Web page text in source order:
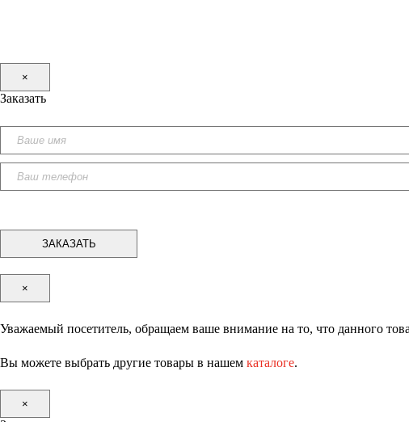
×
Заказать
×
Уважаемый посетитель, обращаем ваше внимание на то, что данного
Вы можете выбрать другие товары в нашем каталоге.
×